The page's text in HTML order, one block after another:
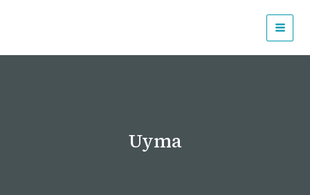
Uyma